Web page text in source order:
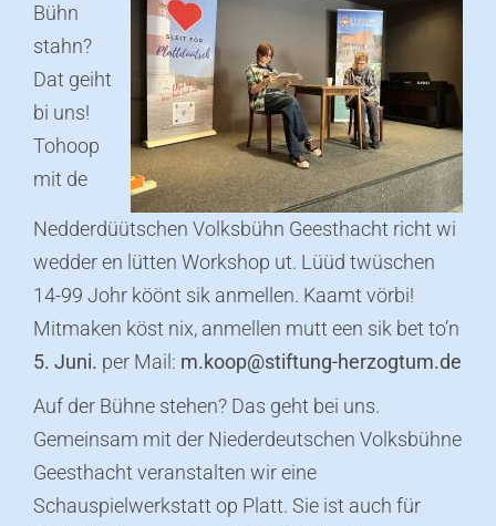
Bühn
stahn?
Dat geiht
bi uns!
Tohoop
mit de
Nedderdüütschen Volksbühn Geesthacht richt wi
wedder en lütten Workshop ut. Lüüd twüschen
14-99 Johr köönt sik anmellen. Kaamt vörbi!
Mitmaken köst nix, anmellen mutt een sik bet to’n
5. Juni. per Mail: m.koop@stiftung-herzogtum.de
Auf der Bühne stehen? Das geht bei uns.
Gemeinsam mit der Niederdeutschen Volksbühne
Geesthacht veranstalten wir eine
Schauspielwerkstatt op Platt. Sie ist auch für